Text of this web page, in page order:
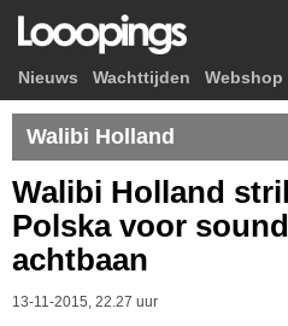
Nieuws Wachttijden Webshop
Walibi Holland
Walibi Holland
Polska voor
achtbaan
13-11-2015, 22.27 uur